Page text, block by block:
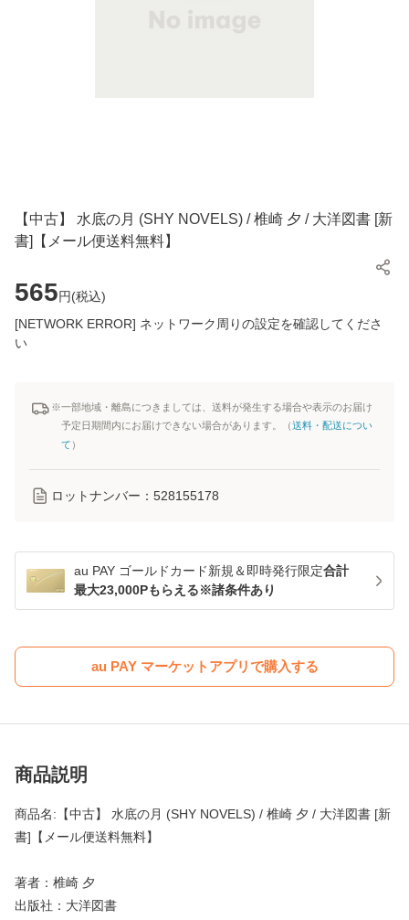
【中古】 水底の月 (SHY NOVELS) / 椎崎 夕 / 大洋図書 [新
書]【メール便送料無料】
565円(税込)
[NETWORK ERROR] ネットワーク周りの設定を確認してくださ
い
※一部地域・離島につきましては、送料が発生する場合や表示のお届け
予定日期間内にお届けできない場合があります。（送料・配送につい
て ）
ロットナンバー： 528155178
au PAY ゴールドカード新規＆即時発行限定合計
最大23,000Pもらえる※諸条件あり
au PAY マーケットアプリで購入する
商品説明
商品名:【中古】 水底の月 (SHY NOVELS) / 椎崎 夕 / 大洋図書 [新
書]【メール便送料無料】
著者：椎崎 夕
出版社：大洋図書